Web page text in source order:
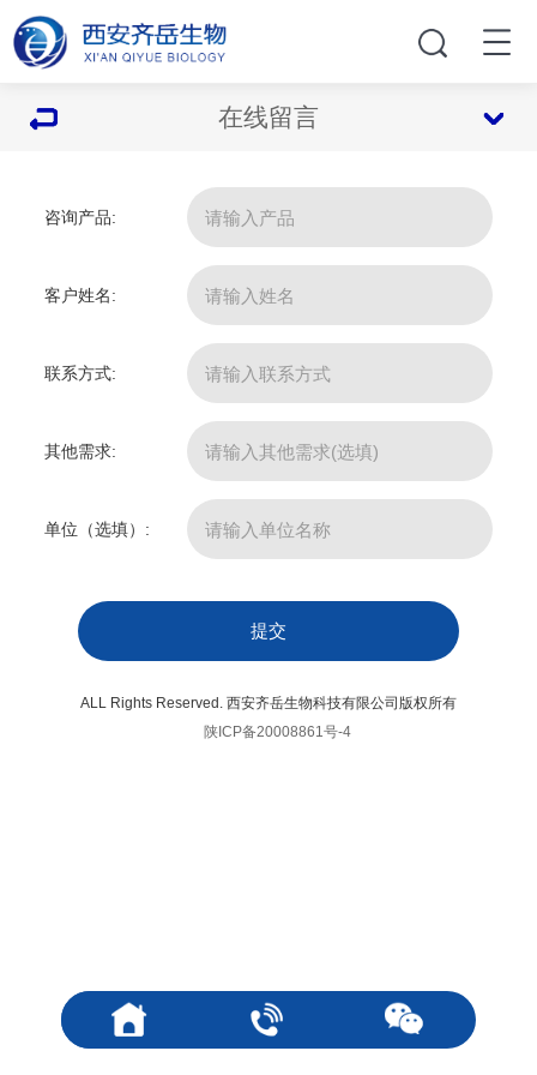
在线留言
咨询产品:
客户姓名:
联系方式:
其他需求:
单位（选填）:
ALL Rights Reserved. 西安齐岳生物科技有限公司版权所有
陕ICP备20008861号-4